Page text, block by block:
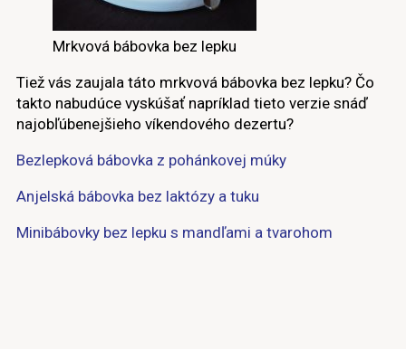
Mrkvová bábovka bez lepku
Tiež vás zaujala táto mrkvová bábovka bez lepku? Čo
takto nabudúce vyskúšať napríklad tieto verzie snáď
najobľúbenejšieho víkendového dezertu?
Bezlepková bábovka z pohánkovej múky
Anjelská bábovka bez laktózy a tuku
Minibábovky bez lepku s mandľami a tvarohom